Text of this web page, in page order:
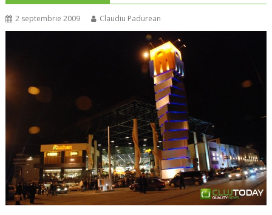
2 septembrie 2009 Claudiu Padurean